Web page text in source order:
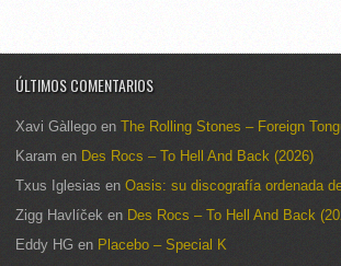
ÚLTIMOS COMENTARIOS
Xavi Gàllego en The Rolling Stones – Foreign
Karam en Des Rocs – To Hell And Back (2026)
Txus Iglesias en Oasis: su discografía ordenada
Zigg Havlíček en Des Rocs – To Hell And Back
Eddy HG en Placebo – Special K